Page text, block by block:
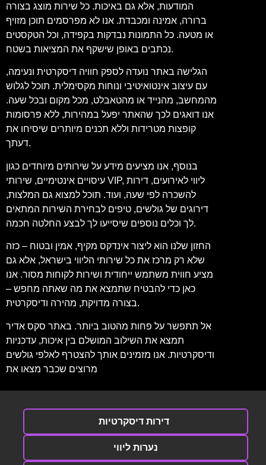
המודעות, אלא גם באיכות. כל שירות מוצג בצורה
ברורה, אמינה ומכבדת. אנו לא מפרסמים תוכן מזויף
או מטעה. כל התמונות נבדקות בקפידה, וכל הטקסטים
נכתבים באופן שישקף את המציאות בשטח.
הגלישה באתר נועדה לספק חוויה דיסקרטית ונעימה,
עם עיצוב אינטואיטיבי ונוחות מקסימלית. תוכל לגלוש
מהמחשב, מהנייד או מהטאבלט, מכל מקום ובכל שעה.
אנו דואגים לכך שהאתר יפעל במהירות, ללא פרסומות
קופצות מטרידות וללא תכנים מיותרים שיסיחו את
דעתך.
בנוסף, אנו מציעים מידע על שירותים מיוחדים כגון
עיסויים אינטימיים, שירותי VIP, ליווי לאירועים, דירות
להשכרה לפי שעה, ועוד. תוכל למצוא גם המלצות,
דירוגים של גולשים, טיפים לבחירת השירות המתאים
לך וכלים נוספים שיסייעו לך לבצע החלטה חכמה.
החזון שלנו הוא ליצור אינדקס מקיף, אמין ובטוח – כזה
שלא רק מרכז את כל שירותי הליווי בישראל, אלא גם
מציע חווית משתמש ייחודית ושירות לקוחות מסור. אנו
כאן כדי להבטיח שתמצא את מה שאתה מחפש –
בצורה מדויקת, מהירה ודיסקרטית.
אל תתפשר על פחות מהטוב ביותר. באתר סקס אדיר
תמצא את השילוב המושלם בין איכות, עדכניות
ודיסקרטיות. אנו מזמינים אותך להצטרף לאלפי גולשים
מרוצים שכבר מצאו את
דירות דיסקרטיות
נערות ליווי